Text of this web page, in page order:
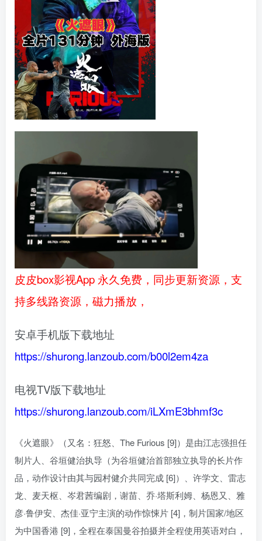
皮皮box影视App 永久免费，同步更新资源，支
持多线路资源，磁力播放，
安卓手机版下载地址
https://shurong.lanzoub.com/b00l2em4za
电视TV版下载地址
https://shurong.lanzoub.com/iLXmE3bhmf3c
《火遮眼》（又名：狂怒、The Furious [9]）是由江志强担任
制片人、谷垣健治执导（为谷垣健治首部独立执导的长片作
品，动作设计由其与园村健介共同完成 [6]）、许学文、雷志
龙、麦天枢、岑君茜编剧，谢苗、乔·塔斯利姆、杨恩又、雅
彦·鲁伊安、杰佳·亚宁主演的动作惊悚片 [4]，制片国家/地区
为中国香港 [9]，全程在泰国曼谷拍摄并全程使用英语对白，